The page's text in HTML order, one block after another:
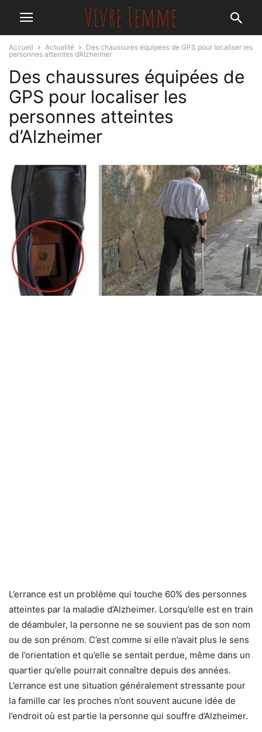
Accueil Actualité
Des chaussures équipées de GPS pour localiser les
personnes atteintes d’Alzheimer
Des chaussures équipées de
GPS pour localiser les
personnes atteintes
d’Alzheimer
L’errance est un problème qui touche 60% des personnes
atteintes par la maladie d’Alzheimer. Lorsqu’elle est en train
de déambuler, la personne ne se souvient pas de son nom
ou de son prénom. C’est comme si elle n’avait plus le sens
de l’orientation et qu’elle se sentait perdue, même dans un
quartier qu’elle pourrait connaître depuis des années.
L’errance est une situation généralement stressante pour
la famille car les proches n’ont souvent aucune idée de
l’endroit où est partie la personne qui souffre d’Alzheimer.